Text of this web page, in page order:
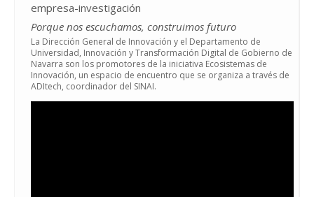
empresa-investigación
Porque nos escuchamos, construimos futuro
La Dirección General de Innovación y el Departamento de
Universidad, Innovación y Transformación Digital de Gobierno de
Navarra son los promotores de la iniciativa Ecosistemas de
Innovación, un espacio de encuentro que se organiza a través de
ADItech, coordinador del SINAI.